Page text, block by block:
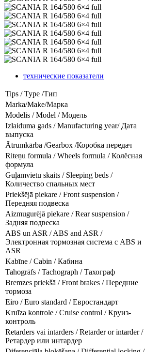
технические показатели
Tips / Type /Тип
Marka/Make/Марка
Modelis / Model / Модель
Izlaiduma gads / Manufacturing year/ Дата
выпуска
Ātrumkārba /Gearbox /Коробка передач
Riteņu formula / Wheels formula / Колёсная
формула
Guļamvietu skaits / Sleeping beds /
Количество спальных мест
Priekšējā piekare / Front suspension /
Передняя подвеска
Aizmugurējā piekare / Rear suspension /
Задняя подвеска
ABS un ASR / ABS and ASR /
Электронная тормозная система с ABS и
ASR
Kabīne / Cabin / Кабина
Tahogrāfs / Tachograph / Тахограф
Bremzes priekšā / Front brakes / Передние
тормоза
Eiro / Euro standard / Евростандарт
Kruīza kontrole / Cruise control / Круиз-
контроль
Retarders vai intarders / Retarder or intarder /
Ретардер или интардер